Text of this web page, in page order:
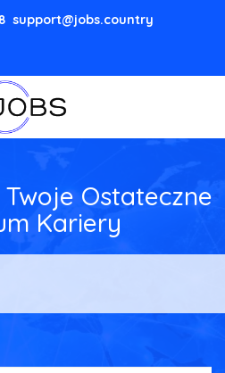
support@jobs.country
Ostateczne
Kariery